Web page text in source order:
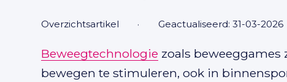
overzichtsartikel · Geactualiseerd: 31-03-2026
Beweegtechnologie zoals
bewegen te stimuleren, ook in